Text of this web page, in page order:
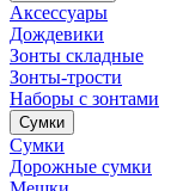
Аксессуары
Дождевики
Зонты складные
Зонты-трости
Наборы с зонтами
Сумки
Сумки
Дорожные сумки